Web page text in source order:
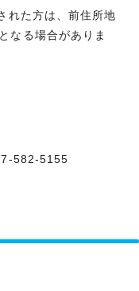
れた方は、前住所地
なる場合がありま
582-5155